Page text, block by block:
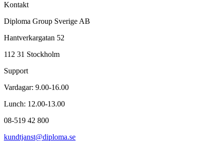
Kontakt
Diploma Group Sverige AB
Hantverkargatan 52
112 31 Stockholm
Support
Vardagar: 9.00-16.00
Lunch: 12.00-13.00
08-519 42 800
kundtjanst@diploma.se